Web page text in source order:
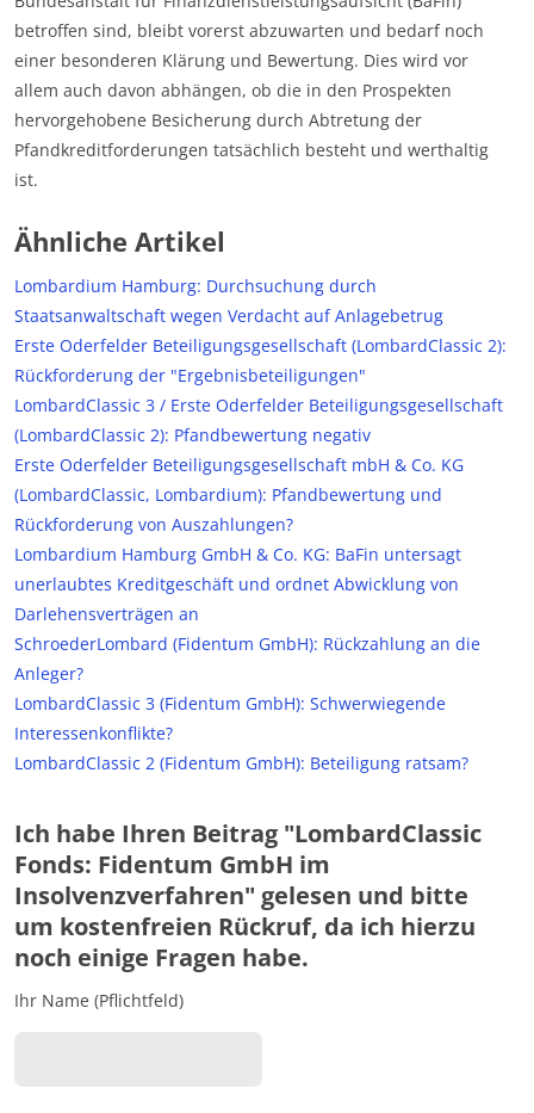
betroffen sind, bleibt vorerst abzuwarten und bedarf noch
einer besonderen Klärung und Bewertung. Dies wird vor
allem auch davon abhängen, ob die in den Prospekten
hervorgehobene Besicherung durch Abtretung der
Pfandkreditforderungen tatsächlich besteht und werthaltig
ist.
Ähnliche Artikel
Lombardium Hamburg: Durchsuchung durch
Staatsanwaltschaft wegen Verdacht auf Anlagebetrug
Erste Oderfelder Beteiligungsgesellschaft (LombardClassic 2):
Rückforderung der "Ergebnisbeteiligungen"
LombardClassic 3 / Erste Oderfelder Beteiligungsgesellschaft
(LombardClassic 2): Pfandbewertung negativ
Erste Oderfelder Beteiligungsgesellschaft mbH & Co. KG
(LombardClassic, Lombardium): Pfandbewertung und
Rückforderung von Auszahlungen?
Lombardium Hamburg GmbH & Co. KG: BaFin untersagt
unerlaubtes Kreditgeschäft und ordnet Abwicklung von
Darlehensverträgen an
SchroederLombard (Fidentum GmbH): Rückzahlung an die
Anleger?
LombardClassic 3 (Fidentum GmbH): Schwerwiegende
Interessenkonflikte?
LombardClassic 2 (Fidentum GmbH): Beteiligung ratsam?
Ich habe Ihren Beitrag "LombardClassic
Fonds: Fidentum GmbH im
Insolvenzverfahren" gelesen und bitte
um kostenfreien Rückruf, da ich hierzu
noch einige Fragen habe.
Ihr Name (Pflichtfeld)